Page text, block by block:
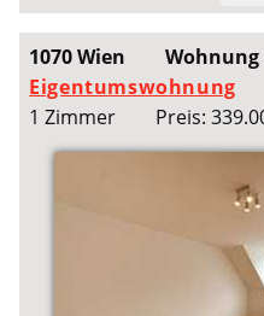
1070 Wien
Eigentumswohnung
1 Zimmer
Preis: